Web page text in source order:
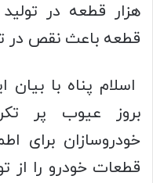
هزار قطعه در
قطعه باعث نقص در
اسلام پناه با
بروز عیوب پر
خودروسازان برای
قطعات خودرو را از